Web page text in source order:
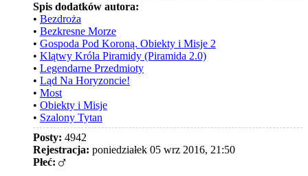
Spis dodatków autora:
• Bezdroża
• Bezkresne Morze
• Gospoda Pod Koroną. Obiekty i Misje 2
• Klątwy Króla Piramidy (Piramida 2.0)
• Legendarne Przedmioty
• Ląd Na Horyzoncie!
• Most
• Obiekty i Misje
• Szalony Tytan
Posty: 4942
Rejestracja: poniedziałek 05 wrz 2016, 21:50
Płeć: